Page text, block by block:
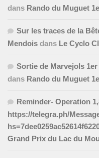
dans Rando du Muguet
Sur les traces de la
Mendois dans Le Cyclo
Sortie de Marvejols
dans Rando du Muguet
Reminder- Operation
https://telegra.ph/
Grand Prix du Lac du